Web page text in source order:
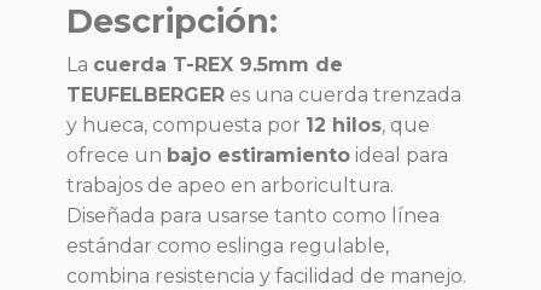
Descripción:
La cuerda T-REX 9.5mm de
TEUFELBERGER es una cuerda trenzada
y hueca, compuesta por 12 hilos, que
ofrece un bajo estiramiento ideal para
trabajos de apeo en arboricultura.
Diseñada para usarse tanto como línea
estándar como eslinga regulable,
combina resistencia y facilidad de manejo.